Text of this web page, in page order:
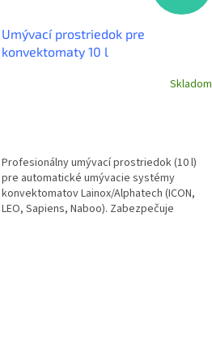
Umývací prostriedok pre
konvektomaty 10 l
Skladom
Profesionálny umývací prostriedok (10 l)
pre automatické umývacie systémy
konvektomatov Lainox/Alphatech (ICON,
LEO, Sapiens, Naboo). Zabezpečuje